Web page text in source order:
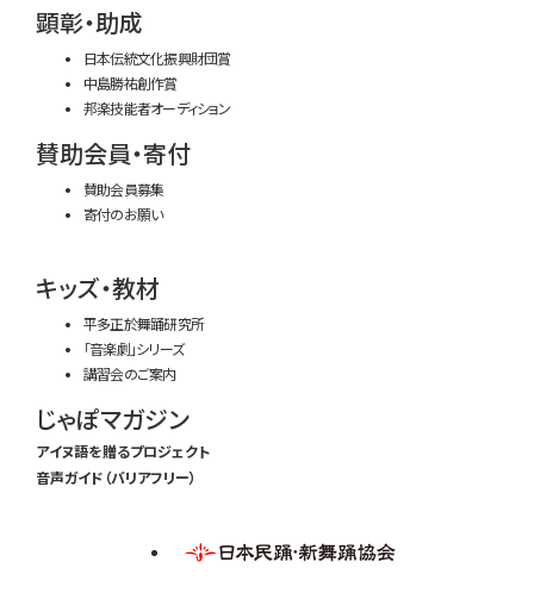
顕彰・助成
日本伝統文化振興財団賞
中島勝祐創作賞
邦楽技能者オーディション
賛助会員・寄付
賛助会員募集
寄付のお願い
キッズ・教材
平多正於舞踊研究所
「音楽劇」シリーズ
講習会のご案内
じゃぽマガジン
アイヌ語を贈るプロジェクト
音声ガイド（バリアフリー）